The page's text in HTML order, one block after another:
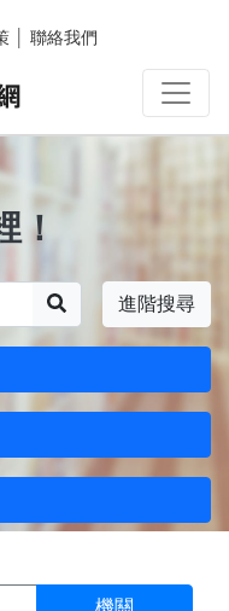
聯絡我們
！
進階搜尋
面
機關